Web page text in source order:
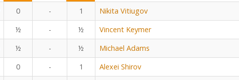
0 - 1 Nikita Vitiugov
½ - ½ Vincent Keymer
½ - ½ Michael Adams
0 - 1 Alexei Shirov